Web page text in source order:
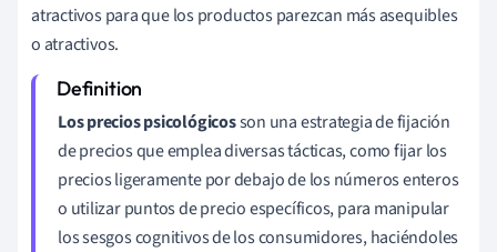
atractivos para que los productos parezcan más asequibles
o atractivos.
Los precios psicológicosson una estrategia de fijación
de precios que emplea diversas tácticas, como fijar los
precios ligeramente por debajo de los números enteros
o utilizar puntos de precio específicos, para manipular
los sesgos cognitivos de los consumidores, haciéndoles